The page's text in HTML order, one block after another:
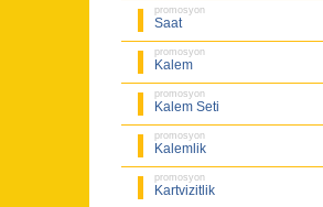
promosyon
Saat
promosyon
Kalem
promosyon
Kalem Seti
promosyon
Kalemlik
promosyon
Kartvizitlik